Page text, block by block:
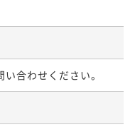
合わせください。